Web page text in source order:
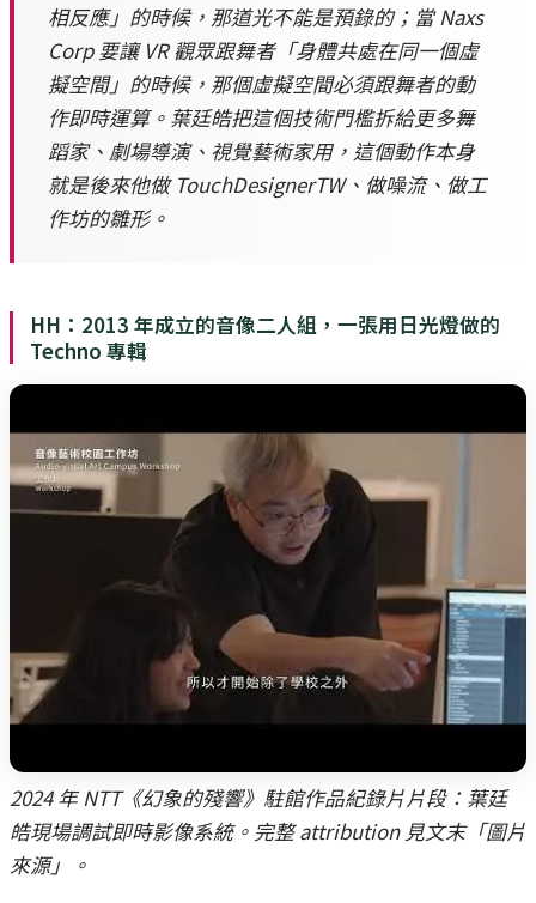
相反應」的時候，那道光不能是預錄的；當 Naxs
Corp 要讓 VR 觀眾跟舞者「身體共處在同一個虛
擬空間」的時候，那個虛擬空間必須跟舞者的動
作即時運算。葉廷皓把這個技術門檻拆給更多舞
蹈家、劇場導演、視覺藝術家用，這個動作本身
就是後來他做 TouchDesignerTW、做噪流、做工
作坊的雛形。
HH：2013 年成立的音像二人組，一張用日光燈做的
Techno 專輯
2024 年 NTT《幻象的殘響》駐館作品紀錄片片段：葉廷
皓現場調試即時影像系統。完整 attribution 見文末「圖片
來源」。